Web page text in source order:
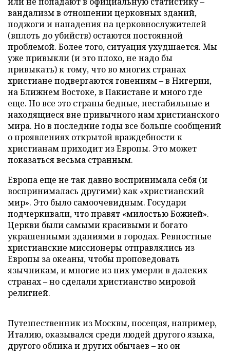
вандализм в отношении церковных зданий,
поджоги и нападения на церковнослужителей
(вплоть до убийств) остаются постоянной
проблемой. Более того, ситуация ухудшается. Мы
уже привыкли (и это плохо, не надо бы
привыкать) к тому, что во многих странах
христиане подвергаются гонениям – в Нигерии,
на Ближнем Востоке, в Пакистане и много где
еще. Но все это страны бедные, нестабильные и
находящиеся вне привычного нам христианского
мира. Но в последние годы все больше сообщений
о проявлениях открытой враждебности к
христианам приходит из Европы. Это может
показаться весьма странным.
Европа еще не так давно воспринимала себя (и
воспринималась другими) как «христианский
мир». Это было самоочевидным. Государи
подчеркивали, что правят «милостью Божией».
Церкви были самыми красивыми и богато
украшенными зданиями в городах. Ревностные
христианские миссионеры отправлялись из
Европы за океаны, чтобы проповедовать
язычникам, и многие из них умерли в далеких
странах – но сделали христианство мировой
религией.
Путешественник из Москвы, посещая, например,
Италию, оказывался среди людей другого языка,
другого облика и других обычаев – но он